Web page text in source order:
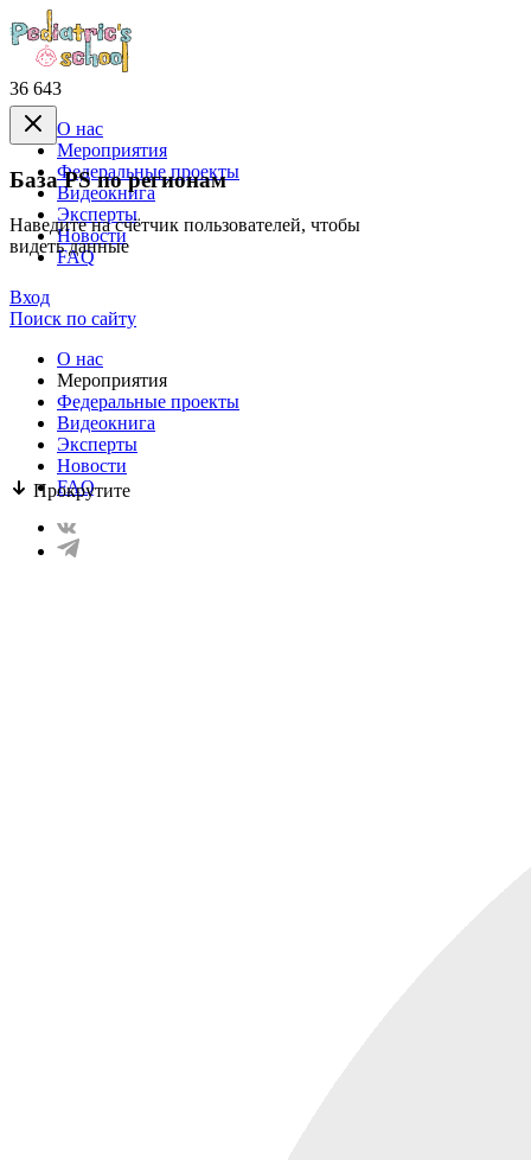
36 643
База PS по регионам
Наведите на счётчик пользователей, чтобы
видеть данные
Прокрутите
О нас
Mероприятия
Федеральные проекты
Видеокнига
Эксперты
Новости
FAQ
Вход
Поиск по сайту
О нас
Mероприятия
Федеральные проекты
Видеокнига
Эксперты
Новости
FAQ